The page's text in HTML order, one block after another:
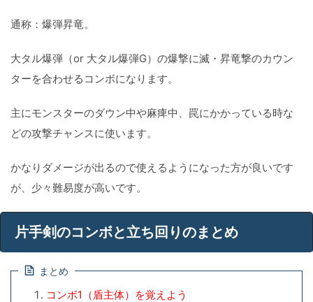
通称：爆弾昇竜。
大タル爆弾（or 大タル爆弾G）の爆撃に滅・昇竜撃のカウン
ターを合わせるコンボになります。
主にモンスターのダウン中や麻痺中、罠にかかっている時な
どの攻撃チャンスに使います。
かなりダメージが出るので使えるようになった方が良いです
が、少々難易度が高いです。
片手剣のコンボと立ち回りのまとめ
まとめ
コンボ1（盾主体）を覚えよう